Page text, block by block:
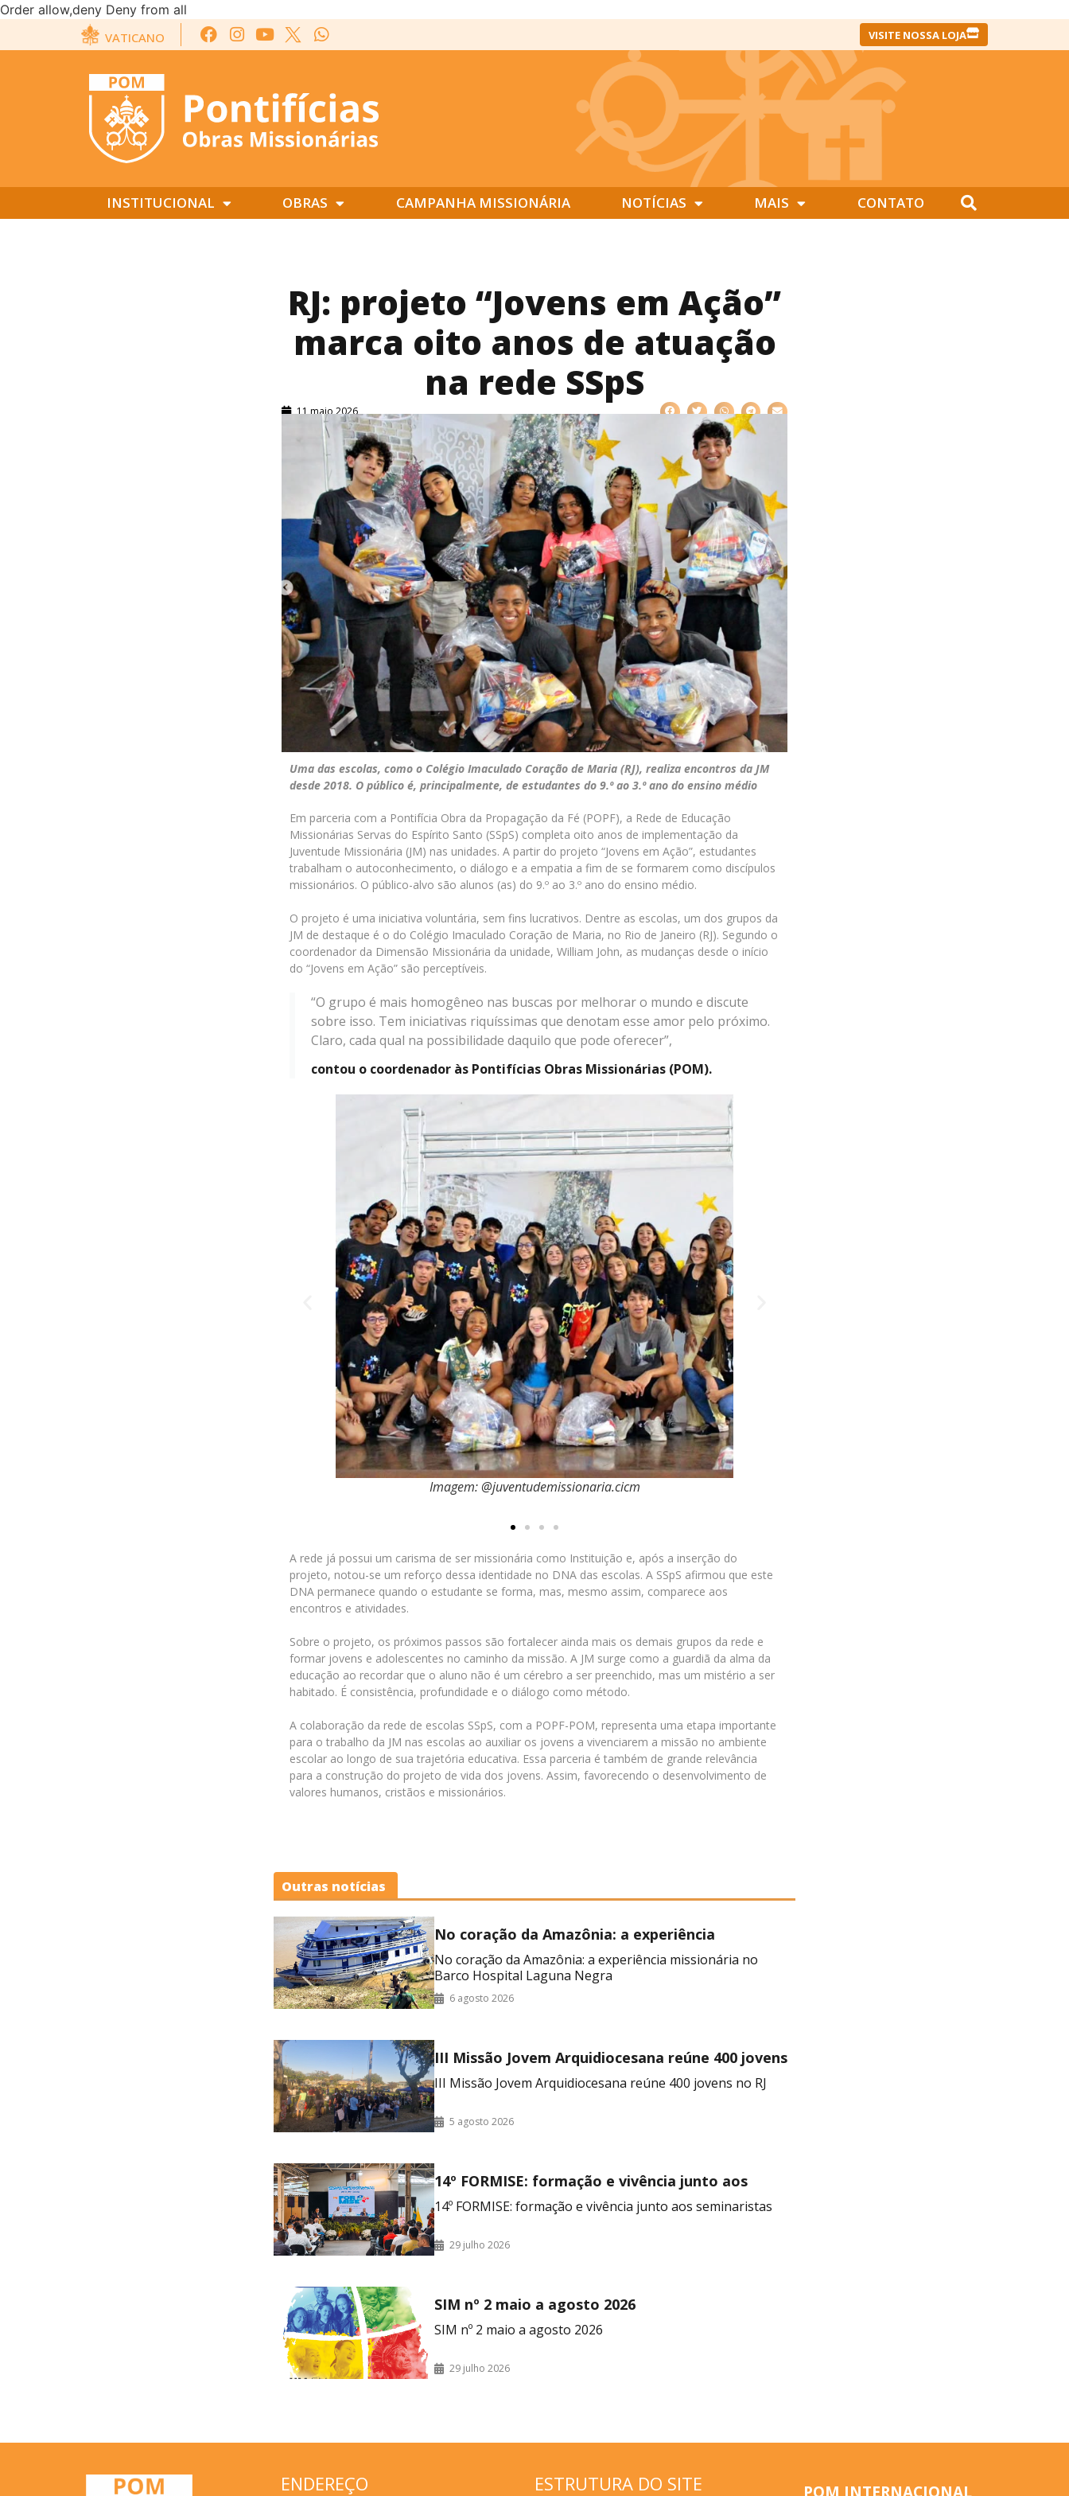
Order allow,deny Deny from all
VATICANO
VISITE NOSSA LOJA
INSTITUCIONAL OBRAS CAMPANHA MISSIONÁRIA NOTÍCIAS MAIS CONTATO
RJ: projeto “Jovens em Ação”
marca oito anos de atuação
na rede SSpS
11 maio 2026
Uma das escolas, como o Colégio Imaculado Coração de Maria (RJ), realiza encontros da JM
desde 2018. O público é, principalmente, de estudantes do 9.º ao 3.º ano do ensino médio
Em parceria com a Pontifícia Obra da Propagação da Fé (POPF), a Rede de Educação
Missionárias Servas do Espírito Santo (SSpS) completa oito anos de implementação da
Juventude Missionária (JM) nas unidades. A partir do projeto “Jovens em Ação”, estudantes
trabalham o autoconhecimento, o diálogo e a empatia a fim de se formarem como discípulos
missionários. O público-alvo são alunos (as) do 9.º ao 3.º ano do ensino médio.
O projeto é uma iniciativa voluntária, sem fins lucrativos. Dentre as escolas, um dos grupos da
JM de destaque é o do Colégio Imaculado Coração de Maria, no Rio de Janeiro (RJ). Segundo o
coordenador da Dimensão Missionária da unidade, William John, as mudanças desde o início
do “Jovens em Ação” são perceptíveis.
“O grupo é mais homogêneo nas buscas por melhorar o mundo e discute
sobre isso. Tem iniciativas riquíssimas que denotam esse amor pelo próximo.
Claro, cada qual na possibilidade daquilo que pode oferecer”,
contou o coordenador às Pontifícias Obras Missionárias (POM).
A rede já possui um carisma de ser missionária como Instituição e, após a inserção do
projeto, notou-se um reforço dessa identidade no DNA das escolas. A SSpS afirmou que este
DNA permanece quando o estudante se forma, mas, mesmo assim, comparece aos
encontros e atividades.
Sobre o projeto, os próximos passos são fortalecer ainda mais os demais grupos da rede e
formar jovens e adolescentes no caminho da missão. A JM surge como a guardiã da alma da
educação ao recordar que o aluno não é um cérebro a ser preenchido, mas um mistério a ser
habitado. É consistência, profundidade e o diálogo como método.
A colaboração da rede de escolas SSpS, com a POPF-POM, representa uma etapa importante
para o trabalho da JM nas escolas ao auxiliar os jovens a vivenciarem a missão no ambiente
escolar ao longo de sua trajetória educativa. Essa parceria é também de grande relevância
para a construção do projeto de vida dos jovens. Assim, favorecendo o desenvolvimento de
valores humanos, cristãos e missionários.
Outras notícias
No coração da Amazônia: a experiência
missionária no Barco Hospital Laguna Negra
No coração da Amazônia: a experiência missionária no
Barco Hospital Laguna Negra
6 agosto 2026
III Missão Jovem Arquidiocesana reúne 400 jovens
no RJ
III Missão Jovem Arquidiocesana reúne 400 jovens no RJ
5 agosto 2026
14º FORMISE: formação e vivência junto aos
seminaristas
14º FORMISE: formação e vivência junto aos seminaristas
29 julho 2026
SIM nº 2 maio a agosto 2026
SIM nº 2 maio a agosto 2026
29 julho 2026
ENDEREÇO ESTRUTURA DO SITE